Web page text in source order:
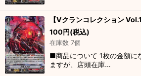
【Vクランコレクション
100円(税込)
在庫数 7個
■商品について 1枚の金額に
ますが、店頭在庫…